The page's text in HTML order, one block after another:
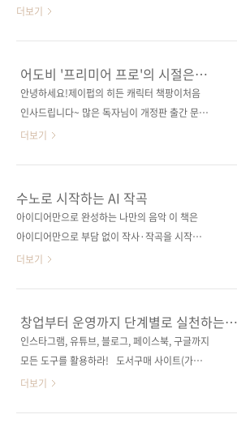
실무 중심 영상 편집 입문서로, 40만을 넘는 구
대표 영상 편집 프로그램인 '프리미어 프로
(Premiere Pro)'가 '프리미어(Premiere)'로
제품명을 변경한 이후 처음 선보이는 최신판이
를 반영했으며, 2026 버전에서 활용할 수 있는
다양한 실무 기능과 최신 AI 편집 기능 등을 수록
서11번가] [알라딘] [예스이십사] [쿠팡] 출판사
제이펍도서명 진짜 쓰는 프리미어 영상 편집
2026(최신 개정판..
더보기
어도비 '프리미어 프로'의 시절은
끝났습니다.
안녕하세요!제이펍의 히든 캐릭터 책팡이처음
인사드립니다~ 많은 독자님이 개정판 출간 문의
를 받은조블리 작가님의 프리미어가 드디어!독
셀러!《진짜 쓰는 프리미어 영상 편집 2026 (최
신 개정판)》은지난해와 마찬가지로 조블리 작
가님이어도비 맥스 행사에 다녀온 뒤부터 개정
정보와 기술을 전하고자 노력하는조블리 작가님
의 열정!!! (책팡이는 그져 감탄할 뿐이고요~) 제
한 도서는오직 제이펍의 '진짜 쓰는 프리미어!'
이번 개정의 또 커다란 이슈는디테일이 살아있
는 조블리표 명강의가유튜브 멤버십으로 함께
하실 수 있다는 ..
더보기
수노로 시작하는 AI 작곡
아이디어만으로 완성하는 나만의 음악 이 책은
아이디어만으로 부담 없이 작사·작곡을 시작할
수 있도록 구성했다. 화성학을 몰라도, 악기를 다
를 만들고, Suno가 이를 바탕으로 완성도 높은
음악을 만든다. 프롬프트를 작성하는 법, 상황별
배경음악 제작, 챗GPT를 활용한 작사, 대중음악
구에게나 편안한 길잡이가 되어 줄 책이다. 도서
구매 사이트(가나다순) [교보문고] [도서11번가]
더보기
창업부터 운영까지 단계별로 실천하는
SNS 마케팅(최신 개정판)
인스타그램, 유튜브, 블로그, 페이스북, 구글까지
모든 도구를 활용하라! 도서구매 사이트(가나
다순) [교보문고] [도서11번가] [알라딘] [예
더보기